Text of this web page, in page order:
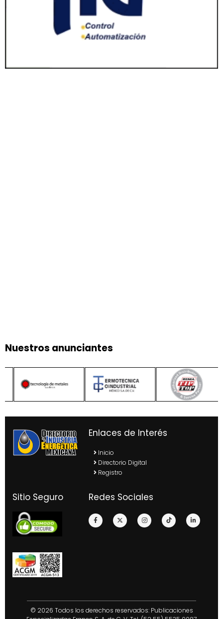
Nuestros anunciantes
Enlaces de Interés
Inicio
Directorio Digital
Registro
Sitio Seguro Redes Sociales
© 2026 Todos los derechos reservados: Publicaciones